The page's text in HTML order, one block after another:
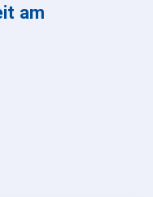
am